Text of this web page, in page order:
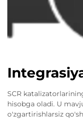
SCR
hisobga oladi. U
o'zgartirishlarsiz